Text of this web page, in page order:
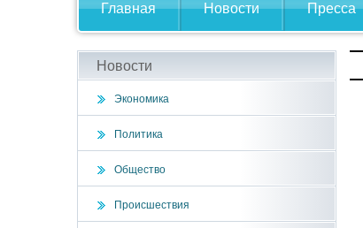
Главная Новости Пресса
Новости
Экономика
Политика
Общество
Происшествия